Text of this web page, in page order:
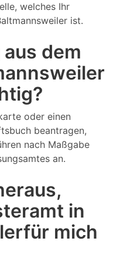
welches Ihr
ist.
dem
oder einen
beantragen,
nach Maßgabe
an.
in
mich